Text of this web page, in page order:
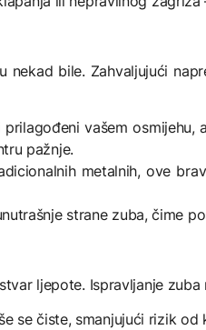
bile. Zahvaljujući
vašem
pažnje.
metalnih, ove
strane zuba, čime
ljepote. Ispravljanje
se čiste, smanjujući rizik od